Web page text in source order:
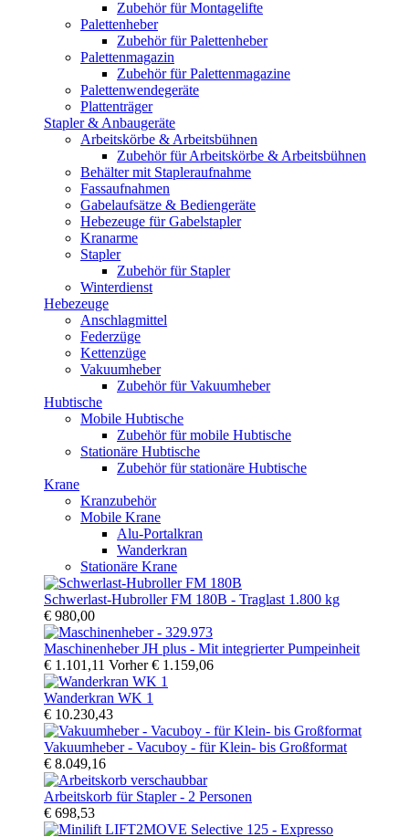
Zubehör für Montagelifte
Palettenheber
Zubehör für Palettenheber
Palettenmagazin
Zubehör für Palettenmagazine
Palettenwendegeräte
Plattenträger
Stapler & Anbaugeräte
Arbeitskörbe & Arbeitsbühnen
Zubehör für Arbeitskörbe & Arbeitsbühnen
Behälter mit Stapleraufnahme
Fassaufnahmen
Gabelaufsätze & Bediengeräte
Hebezeuge für Gabelstapler
Kranarme
Stapler
Zubehör für Stapler
Winterdienst
Hebezeuge
Anschlagmittel
Federzüge
Kettenzüge
Vakuumheber
Zubehör für Vakuumheber
Hubtische
Mobile Hubtische
Zubehör für mobile Hubtische
Stationäre Hubtische
Zubehör für stationäre Hubtische
Krane
Kranzubehör
Mobile Krane
Alu-Portalkran
Wanderkran
Stationäre Krane
Schwerlast-Hubroller FM 180B - Traglast 1.800 kg
€ 980,00
Maschinenheber JH plus - Mit integrierter Pumpeinheit
€ 1.101,11 Vorher€ 1.159,06
Wanderkran WK 1
€ 10.230,43
Vakuumheber - Vacuboy - für Klein- bis Großformat
€ 8.049,16
Arbeitskorb für Stapler - 2 Personen
€ 698,53